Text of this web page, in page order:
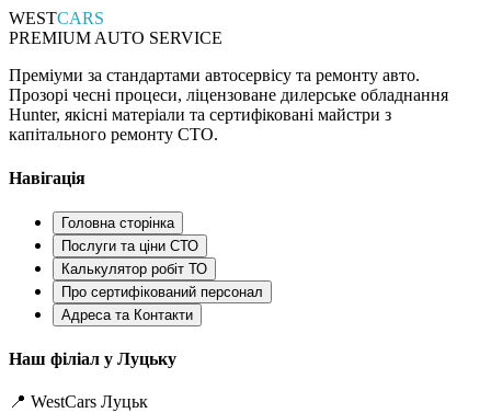
WESTCARS
PREMIUM AUTO SERVICE
Преміуми за стандартами автосервісу та ремонту авто.
Прозорі чесні процеси, ліцензоване дилерське обладнання
Hunter, якісні матеріали та сертифіковані майстри з
капітального ремонту СТО.
Навігація
Головна сторінка
Послуги та ціни СТО
Калькулятор робіт ТО
Про сертифікований персонал
Адреса та Контакти
Наш філіал у Луцьку
📍 WestCars Луцьк